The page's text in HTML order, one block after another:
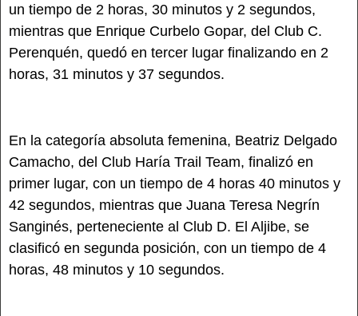
un tiempo de 2 horas, 30 minutos y 2 segundos,
mientras que Enrique Curbelo Gopar, del Club C.
Perenquén, quedó en tercer lugar finalizando en 2
horas, 31 minutos y 37 segundos.
En la categoría absoluta femenina, Beatriz Delgado
Camacho, del Club Haría Trail Team, finalizó en
primer lugar, con un tiempo de 4 horas 40 minutos y
42 segundos, mientras que Juana Teresa Negrín
Sanginés, perteneciente al Club D. El Aljibe, se
clasificó en segunda posición, con un tiempo de 4
horas, 48 minutos y 10 segundos.